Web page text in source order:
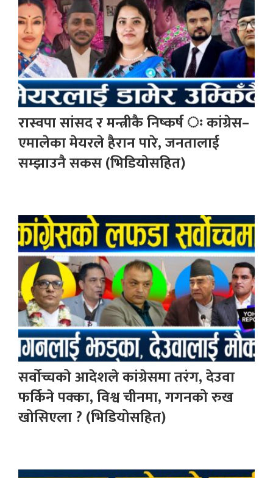
रास्वपा सांसद र मन्त्रीकै निष्कर्ष ः कांग्रेस–
एमालेका मेयरले हैरान पारे, जनतालाई
सम्झाउनै सकस (भिडियोसहित)
सर्वोच्चको आदेशले कांग्रेसमा तरंग, देउवा
फर्किने पक्का, विश्व चीनमा, गगनको रुख
खोसिएला ? (भिडियोसहित)